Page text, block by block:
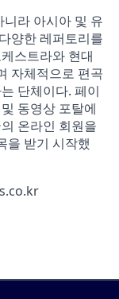
라 아시아 및 유
양한 레퍼토리를
스트라와 현대
자체적으로 편곡
단체이다. 페이
동영상 포탈에
온라인 회원을
을 받기 시작했